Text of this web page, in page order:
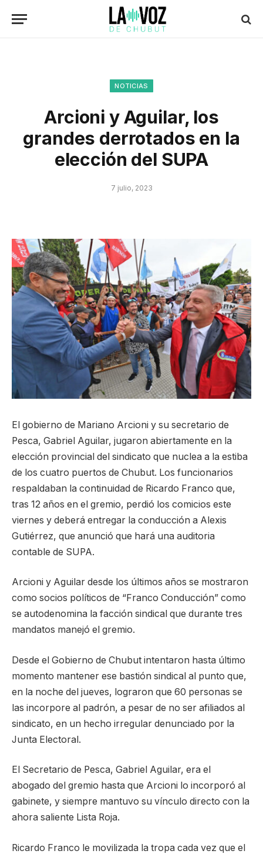
NOTICIAS
Arcioni y Aguilar, los
grandes derrotados en la
elección del SUPA
7 julio, 2023
El gobierno de Mariano Arcioni y su secretario de
Pesca, Gabriel Aguilar, jugaron abiertamente en la
elección provincial del sindicato que nuclea a la estiba
de los cuatro puertos de Chubut. Los funcionarios
respaldaban la continuidad de Ricardo Franco que,
tras 12 años en el gremio, perdió los comicios este
viernes y deberá entregar la conducción a Alexis
Gutiérrez, que anunció que hará una auditoria
contable de SUPA.
Arcioni y Aguilar desde los últimos años se mostraron
como socios políticos de “Franco Conducción” como
se autodenomina la facción sindical que durante tres
mandatos manejó el gremio.
Desde el Gobierno de Chubut intentaron hasta último
momento mantener ese bastión sindical al punto que,
en la noche del jueves, lograron que 60 personas se
las incorpore al padrón, a pesar de no ser afiliados al
sindicato, en un hecho irregular denunciado por la
Junta Electoral.
El Secretario de Pesca, Gabriel Aguilar, era el
abogado del gremio hasta que Arcioni lo incorporó al
gabinete, y siempre mantuvo su vínculo directo con la
ahora saliente Lista Roja.
Ricardo Franco le movilizada la tropa cada vez que el